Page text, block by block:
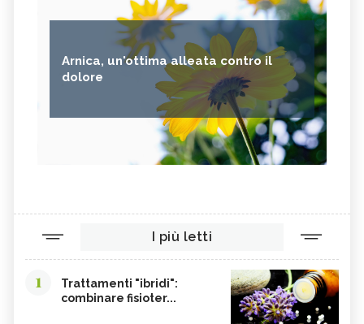
Arnica, un'ottima alleata contro il
dolore
I più letti
1
Trattamenti "ibridi":
combinare fisioter...